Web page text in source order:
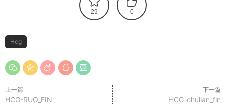
29 0
Hcg
上一篇
HCG-RUO_FIN
下一篇
HCG-chulian_fin